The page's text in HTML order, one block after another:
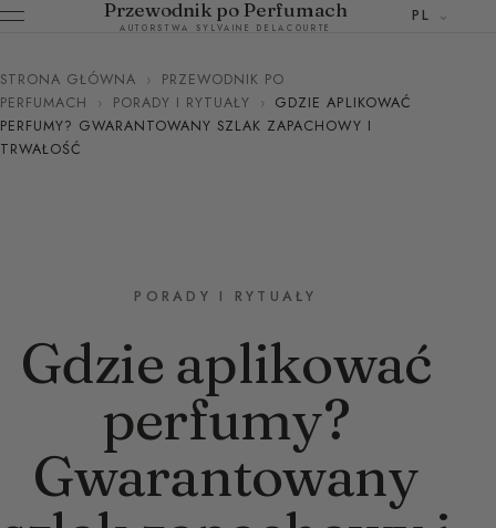
Przewodnik po Perfumach
AUTORSTWA SYLVAINE DELACOURTE
PL
STRONA GŁÓWNA ›
PRZEWODNIK PO
PERFUMACH
› PORADY I RYTUAŁY › GDZIE APLIKOWAĆ
PERFUMY? GWARANTOWANY SZLAK ZAPACHOWY I
TRWAŁOŚĆ
PORADY I RYTUAŁY
Gdzie aplikować
perfumy?
Gwarantowany